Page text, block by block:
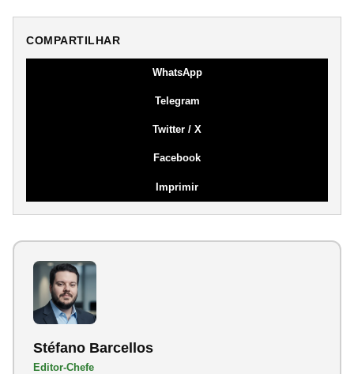
COMPARTILHAR
WhatsApp
Telegram
Twitter / X
Facebook
Imprimir
Stéfano Barcellos
Editor-Chefe